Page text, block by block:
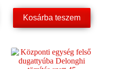
Kosárba teszem